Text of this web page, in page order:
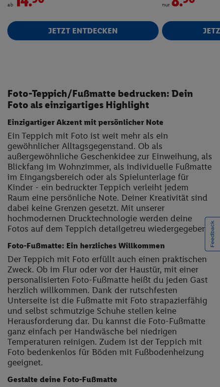
ab
JETZT ENTDECKEN
nur
Foto-Teppich/Fußmatte bedrucken: Dein
Foto als einzigartiges Highlight
Einzigartiger Akzent mit persönlicher Note
Ein Teppich mit Foto ist weit mehr als ein
gewöhnlicher Alltagsgegenstand. Ob als
außergewöhnliche Geschenkidee zur Einweihung, als
Blickfang im Wohnzimmer, als individuelle Fußmatte
im Eingangsbereich oder als Spielunterlage für
Kinder - ein bedruckter Teppich verleiht jedem
Raum eine persönliche Note. Deiner Kreativität sind
dabei keine Grenzen gesetzt. Mit unserer
hochmodernen Drucktechnologie werden deine
Fotos auf dem Teppich detailgetreu wiedergegeben.
Foto-Fußmatte: Ein herzliches Willkommen
Der Teppich mit Foto erfüllt auch einen praktischen
Zweck. Ob im Flur oder vor der Haustür, mit einer
personalisierten Foto-Fußmatte heißt du jeden Gast
herzlich willkommen. Dank der rutschfesten
Unterseite ist die Fußmatte mit Foto strapazierfähig
und selbst schmutzige Schuhe stellen keine
Herausforderung dar. Du kannst die Foto-Fußmatte
ganz einfach per Handwäsche bei niedrigen
Temperaturen reinigen. Zudem ist der Teppich mit
Foto bedenkenlos für Böden mit Fußbodenheizung
geeignet.
Gestalte deine Foto-Fußmatte